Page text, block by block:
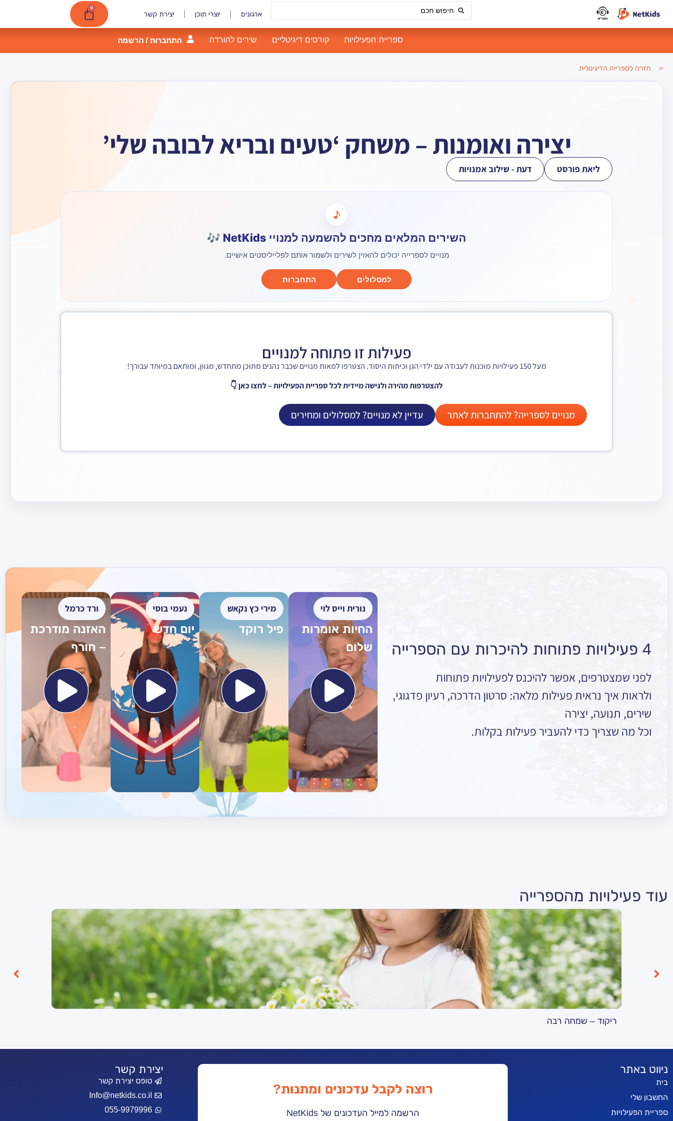
ארגונים יוצרי תוכן יצירת קשר
0
ספריית הפעילויות קורסים דיגיטליים שירים להורדה התחברות / הרשמה
< חזרה לספרייה הדיגיטלית
יצירה ואומנות – משחק ‘טעים ובריא לבובה שלי’
ליאת פורסט דעת - שילוב אמנויות
♪
השירים המלאים מחכים להשמעה למנויי NetKids 🎶
מנויים לספרייה יכולים להאזין לשירים ולשמור אותם לפלייליסטים אישיים.
למסלולים התחברות
פעילות זו פתוחה למנויים
מעל 150 פעילויות מוכנות לעבודה עם ילדי הגן וכיתות היסוד. הצטרפו למאות מנויים שכבר נהנים מתוכן מתחדש, מגוון, ומותאם במיוחד עבורך!
להצטרפות מהירה ולגישה מיידית לכל ספריית הפעילויות – לחצו כאן 👇
מנויים לספרייה? להתחברות לאתר עדיין לא מנויים? למסלולים ומחירים
4 פעילויות פתוחות להיכרות עם הספרייה
לפני שמצטרפים, אפשר להיכנס לפעילויות פתוחות
ולראות איך נראית פעילות מלאה: סרטון הדרכה, רעיון פדגוגי,
שירים, תנועה, יצירה
וכל מה שצריך כדי להעביר פעילות בקלות.
נורית וייס לוי
החיות אומרות
שלום
מירי כץ נקאש
פיל רוקד
נעמי בוסי
יום חדש
ורד כרמל
האזנה מודרכת
– חורף
עוד פעילויות מהספרייה
ריקוד – שמחה רבה
ניווט באתר
בית
החשבון שלי
ספריית הפעילויות
רוצה לקבל עדכונים ומתנות?
הרשמה למייל העדכונים של NetKids
יצירת קשר
טופס יצירת קשר
Info@netkids.co.il
055-9979996